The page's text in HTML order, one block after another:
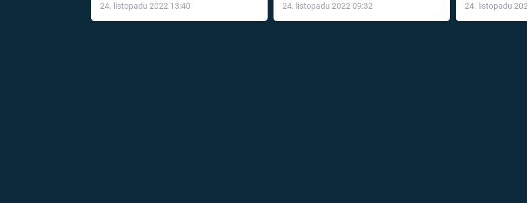
24. listopadu 2022 13:40
léky
24. listopadu 2022 09:32 24. listopadu